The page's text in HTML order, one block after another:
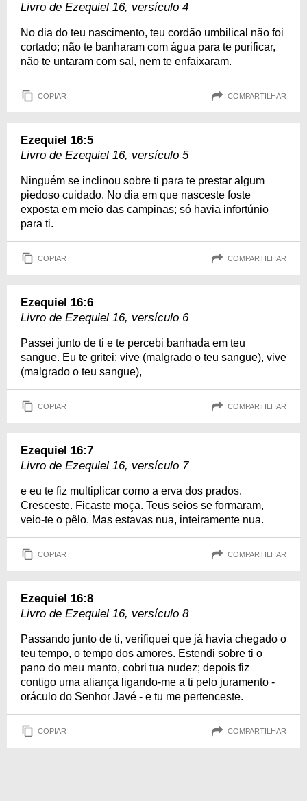
Livro de Ezequiel 16, versículo 4
No dia do teu nascimento, teu cordão umbilical não foi
cortado; não te banharam com água para te purificar,
não te untaram com sal, nem te enfaixaram.
COPIAR COMPARTILHAR
Ezequiel 16:5
Livro de Ezequiel 16, versículo 5
Ninguém se inclinou sobre ti para te prestar algum
piedoso cuidado. No dia em que nasceste foste
exposta em meio das campinas; só havia infortúnio
para ti.
COPIAR COMPARTILHAR
Ezequiel 16:6
Livro de Ezequiel 16, versículo 6
Passei junto de ti e te percebi banhada em teu
sangue. Eu te gritei: vive (malgrado o teu sangue), vive
(malgrado o teu sangue),
COPIAR COMPARTILHAR
Ezequiel 16:7
Livro de Ezequiel 16, versículo 7
e eu te fiz multiplicar como a erva dos prados.
Cresceste. Ficaste moça. Teus seios se formaram,
veio-te o pêlo. Mas estavas nua, inteiramente nua.
COPIAR COMPARTILHAR
Ezequiel 16:8
Livro de Ezequiel 16, versículo 8
Passando junto de ti, verifiquei que já havia chegado o
teu tempo, o tempo dos amores. Estendi sobre ti o
pano do meu manto, cobri tua nudez; depois fiz
contigo uma aliança ligando-me a ti pelo juramento -
oráculo do Senhor Javé - e tu me pertenceste.
COPIAR COMPARTILHAR